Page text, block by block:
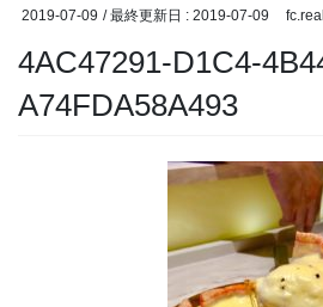
2019-07-09 / 最終更新日 : 2019-07-09
4AC47291-D1C4-
A74FDA58A493